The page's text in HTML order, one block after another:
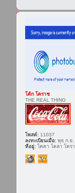
โค้ก โคราช
THE REAL THING
โพสต์: 11037
ลงทะเบียนเมื่อ: พุธ ก.ย.
ที่อยู่: โคคา โคลา โคร